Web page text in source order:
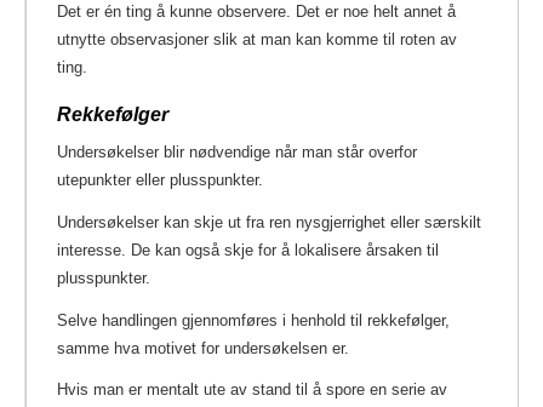
Det er én ting å kunne observere. Det er noe helt annet å
utnytte observasjoner slik at man kan komme til roten av
ting.
Rekkefølger
Undersøkelser blir nødvendige når man står overfor
utepunkter eller plusspunkter.
Undersøkelser kan skje ut fra ren nysgjerrighet eller særskilt
interesse. De kan også skje for å lokalisere årsaken til
plusspunkter.
Selve handlingen gjennomføres i henhold til rekkefølger,
samme hva motivet for undersøkelsen er.
Hvis man er mentalt ute av stand til å spore en serie av